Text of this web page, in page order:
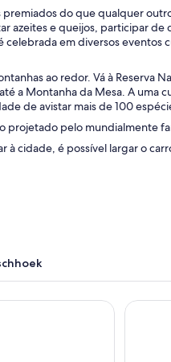
do que qualquer
azeites e queijos, participar
em diversos eventos
ao redor. Vá à Reserva
a Montanha da Mesa. A uma
de avistar mais de 100
projetado pelo mundialmente
cidade, é possível largar o